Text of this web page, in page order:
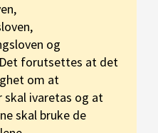
og
forutsettes at det
om at
skal ivaretas og at
skal bruke de